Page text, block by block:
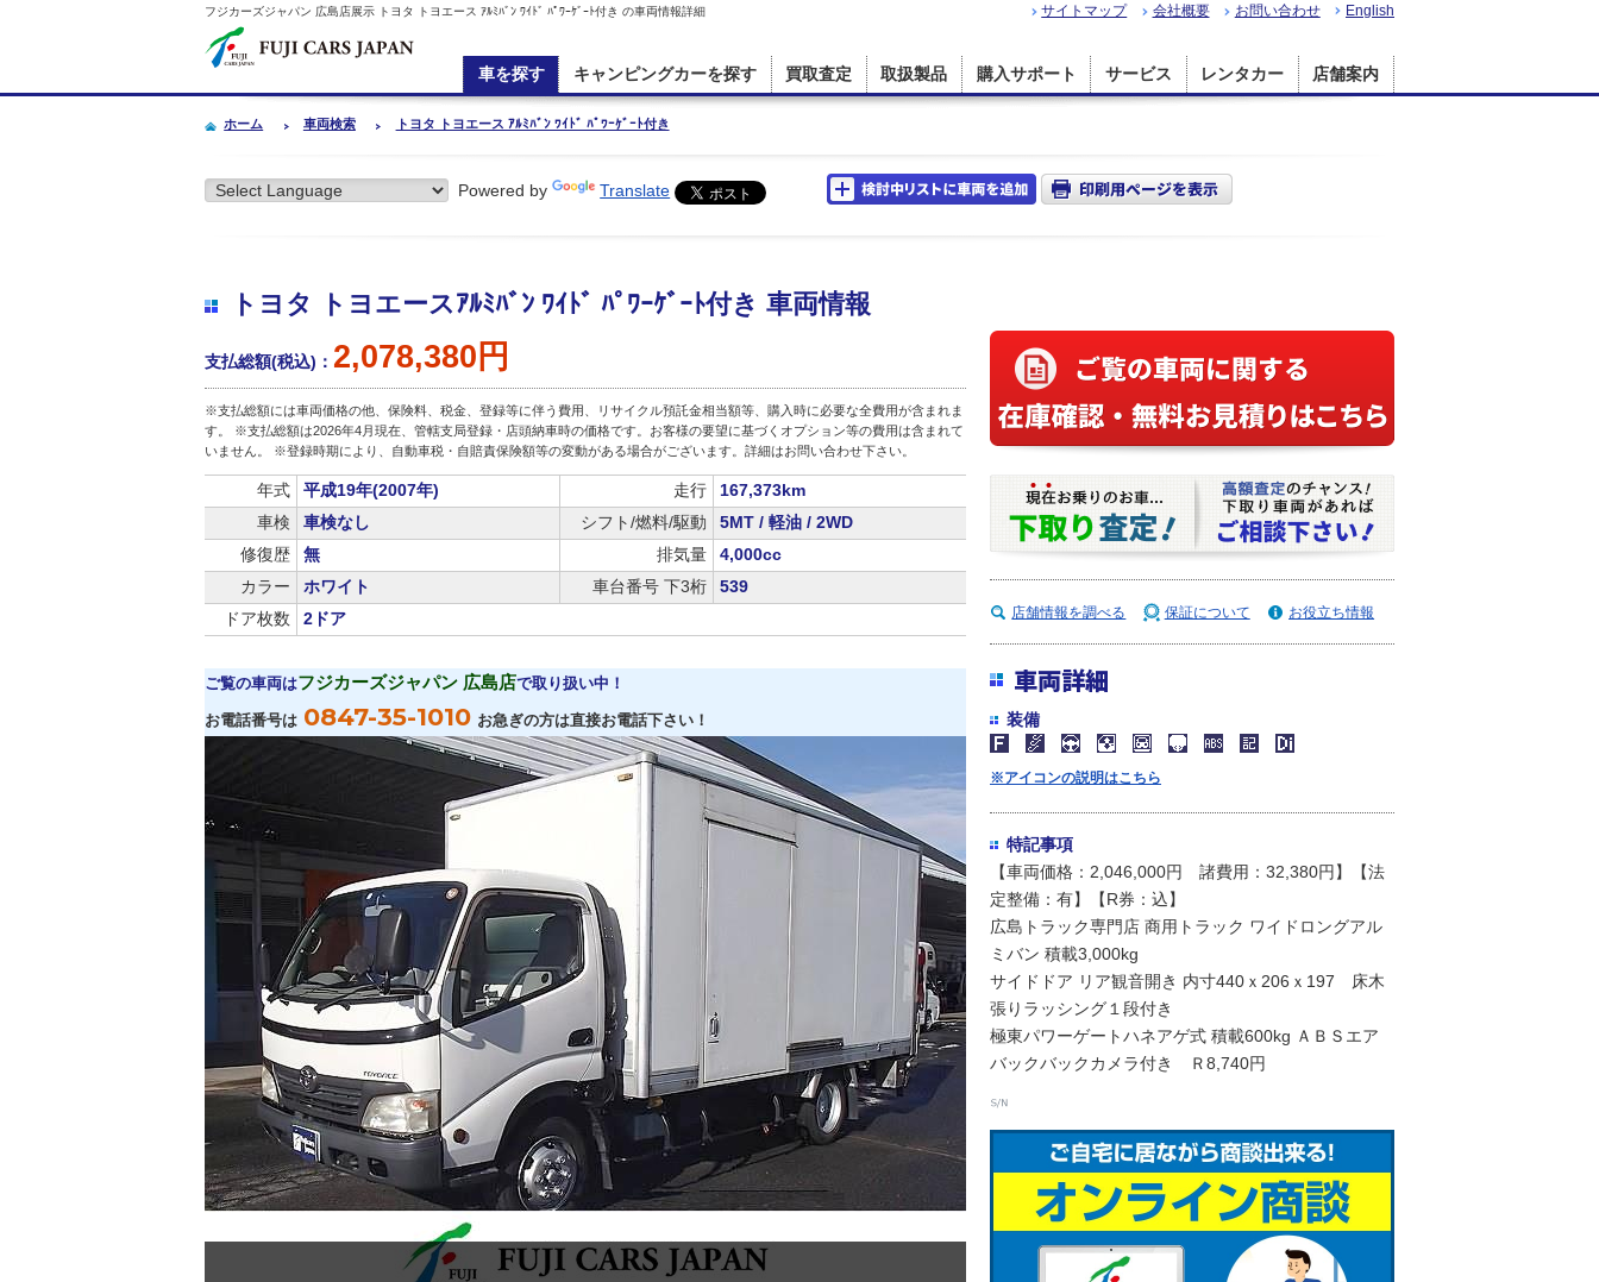
フジカーズジャパン 広島店展示 トヨタ トヨエース ｱﾙﾐﾊﾞﾝ ﾜｲﾄﾞ ﾊﾟﾜｰｹﾞｰﾄ付き の車両情報詳細 サイトマップ 会社概要 お問い合わせ English
車を探す キャンピングカーを探す 買取査定 取扱製品 購入サポート サービス レンタカー 店舗案内
ホーム 車両検索 トヨタ トヨエース ｱﾙﾐﾊﾞﾝ ﾜｲﾄﾞ ﾊﾟﾜｰｹﾞｰﾄ付き
Powered by Translate
トヨタ トヨエースｱﾙﾐﾊﾞﾝ ﾜｲﾄﾞ ﾊﾟﾜｰｹﾞｰﾄ付き 車両情報
支払総額(税込)： 2,078,380円
※支払総額には車両価格の他、保険料、税金、登録等に伴う費用、リサイクル預託金相当額等、購入時に必要な全費用が含まれま
す。 ※支払総額は2026年4月現在、管轄支局登録・店頭納車時の価格です。お客様の要望に基づくオプション等の費用は含まれて
いません。 ※登録時期により、自動車税・自賠責保険額等の変動がある場合がございます。詳細はお問い合わせ下さい。
年式 平成19年(2007年) 走行
167,373km
車検
車検なし シフト/燃料/駆動
5MT / 軽油 / 2WD
修復歴
無 排気量
4,000cc
カラー
ホワイト 車台番号 下3桁
539
ドア枚数
2ドア
ご覧の車両はフジカーズジャパン 広島店で取り扱い中！
お電話番号は 0847-35-1010 お急ぎの方は直接お電話下さい！
店舗情報を調べる 保証について お役立ち情報
車両詳細
装備
※アイコンの説明はこちら
特記事項
【車両価格：2,046,000円 諸費用：32,380円】【法
定整備：有】【R券：込】
広島トラック専門店 商用トラック ワイドロングアル
ミバン 積載3,000kg
サイドドア リア観音開き 内寸440ｘ206ｘ197 床木
張りラッシング１段付き
極東パワーゲートハネアゲ式 積載600kg ＡＢＳエア
バックバックカメラ付き Ｒ8,740円